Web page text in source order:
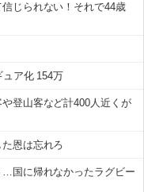
じられない！それで44歳
ュア化 154万
登山客など計400人近くが
恩は忘れろ
…国に帰れなかったラグビー